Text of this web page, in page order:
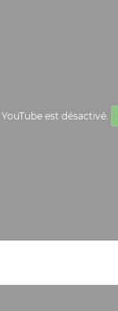
YouTube est désactivé.